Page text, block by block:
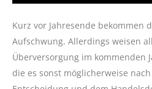
Kurz vor Jahresende bekommen
Aufschwung. Allerdings weisen
Überversorgung im kommenden
die es sonst möglicherweise